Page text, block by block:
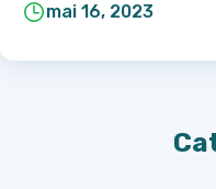
mai 16, 2023